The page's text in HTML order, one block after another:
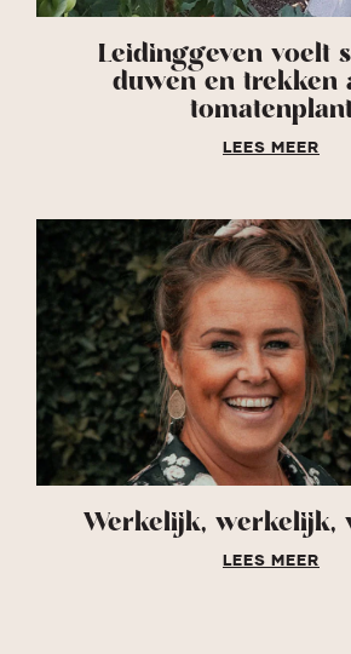
Leidinggeven voelt
duwen en trekken
LEES MEER
Werkelijk, werkelijk,
LEES MEER